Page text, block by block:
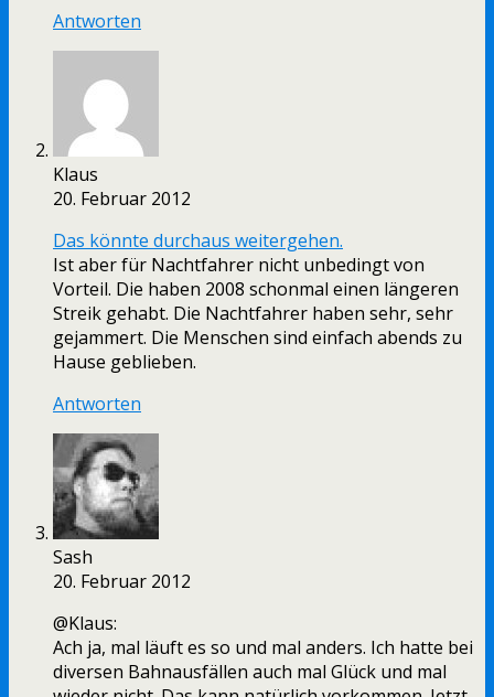
Antworten
Klaus
20. Februar 2012
Das könnte durchaus weitergehen.
Ist aber für Nachtfahrer nicht unbedingt von
Vorteil. Die haben 2008 schonmal einen längeren
Streik gehabt. Die Nachtfahrer haben sehr, sehr
gejammert. Die Menschen sind einfach abends zu
Hause geblieben.
Antworten
Sash
20. Februar 2012
@Klaus:
Ach ja, mal läuft es so und mal anders. Ich hatte bei
diversen Bahnausfällen auch mal Glück und mal